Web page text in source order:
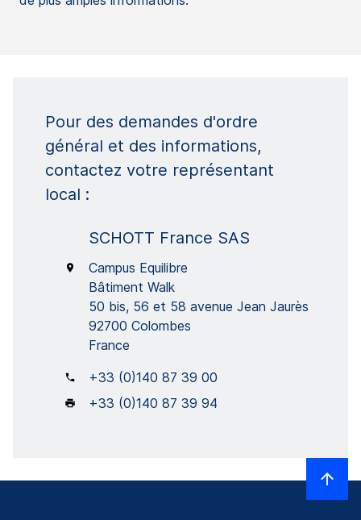
Pour des demandes d'ordre
général et des informations,
contactez votre représentant
local :
SCHOTT France SAS
Campus Equilibre
Bâtiment Walk
50 bis, 56 et 58 avenue Jean Jaurès
92700 Colombes
France
+33 (0)140 87 39 00
+33 (0)140 87 39 94